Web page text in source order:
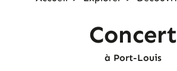
Concert
à Port-Louis